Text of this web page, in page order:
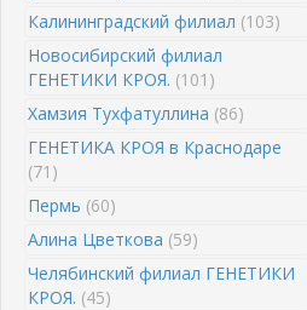
Калининградский филиал (103)
Новосибирский филиал
ГЕНЕТИКИ КРОЯ. (101)
Хамзия Тухфатуллина (86)
ГЕНЕТИКА КРОЯ в Краснодаре
(71)
Пермь (60)
Алина Цветкова (59)
Челябинский филиал ГЕНЕТИКИ
КРОЯ. (45)